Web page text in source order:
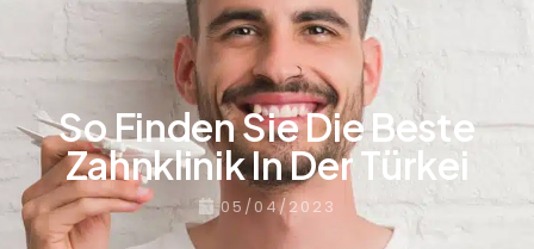
So Finden Sie Die Beste
Zahnklinik In Der Türkei
05/04/2023